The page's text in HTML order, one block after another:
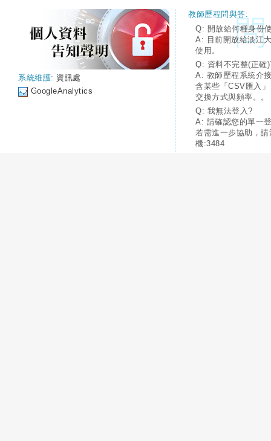
系統維護: 資訊處
GoogleAnalytics
教師歷程問與答:
Q: 開放給何種身份
A: 目前開放給淡江
使用。
Q: 資料不完整(正確
A: 教師歷程系統介
含某些「CSV匯入
交換方式與頻率。。
Q: 我無法登入?
A: 請確認您的單一
若需進一步協助，
機:3484